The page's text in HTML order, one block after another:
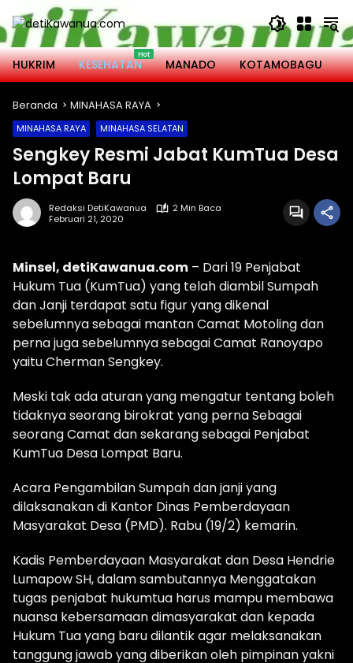
Langsung
ke
konten
HUKRIM
KESEHATAN MANADO KOTAMOBAGU
Beranda MINAHASA RAYA
MINAHASA RAYA MINAHASA SELATAN
Sengkey Resmi Jabat KumTua Desa
Lompat Baru
Redaksi DetiKawanua
2 Min Baca
Februari 21, 2020
Minsel, detiKawanua.com – Dari 19 Penjabat
Hukum Tua (KumTua) yang telah diambil Sumpah
dan Janji terdapat satu figur yang dikenal
sebelumnya sebagai mantan Camat Motoling dan
perna juga sebelumnya sebagai Camat Ranoyapo
yaitu Cherman Sengkey.
Meski tak ada aturan yang mengatur tentang boleh
tidaknya seorang birokrat yang perna Sebagai
seorang Camat dan sekarang sebagai Penjabat
KumTua Desa Lompat Baru.
Acara Pengambilan Sumpah dan janji yang
dilaksanakan di Kantor Dinas Pemberdayaan
Masyarakat Desa (PMD). Rabu (19/2) kemarin.
Kadis Pemberdayaan Masyarakat dan Desa Hendrie
Lumapow SH, dalam sambutannya Menggatakan
tugas penjabat hukumtua harus mampu membawa
nuansa kebersamaan dimasyarakat dan kepada
Hukum Tua yang baru dilantik agar melaksanakan
tanggung jawab yang diberikan oleh pimpinan yakni